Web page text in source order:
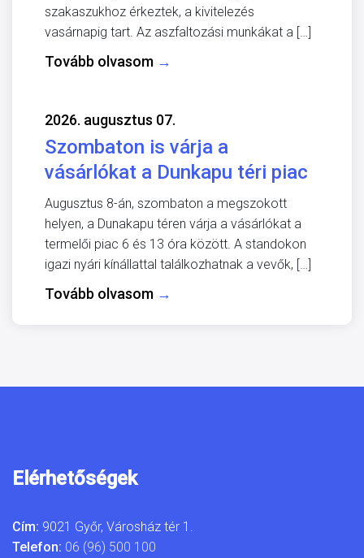
szakaszukhoz érkeztek, a kivitelezés
vasárnapig tart. Az aszfaltozási munkákat a […]
Tovább olvasom →
2026. augusztus 07.
Szombaton is várja a
vásárlókat a Dunkapu téri piac
Augusztus 8-án, szombaton a megszokott
helyen, a Dunakapu téren várja a vásárlókat a
termelői piac 6 és 13 óra között. A standokon
igazi nyári kínállattal találkozhatnak a vevők, […]
Tovább olvasom →
Elérhetőségek
Cím: 9021 Győr, Városház tér 1.
Telefon: 06 (96) 500 100